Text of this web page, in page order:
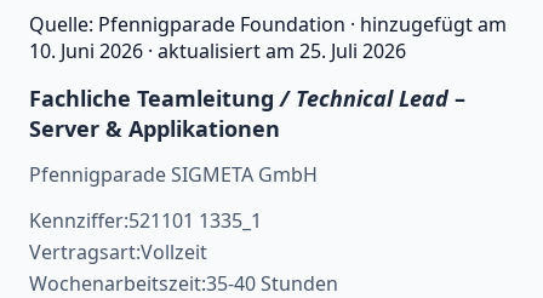
Quelle: Pfennigparade Foundation · hinzugefügt am
10. Juni 2026 · aktualisiert am 25. Juli 2026
Fachliche Teamleitung/ Technical Lead –
Server & Applikationen
Pfennigparade SIGMETA GmbH
Kennziffer:521101 1335_1
Vertragsart:Vollzeit
Wochenarbeitszeit:35-40 Stunden